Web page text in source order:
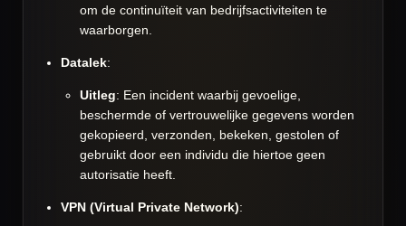
om de continuïteit van bedrijfsactiviteiten te
waarborgen.
Datalek:
Uitleg: Een incident waarbij gevoelige,
beschermde of vertrouwelijke gegevens worden
gekopieerd, verzonden, bekeken, gestolen of
gebruikt door een individu die hiertoe geen
autorisatie heeft.
VPN (Virtual Private Network):